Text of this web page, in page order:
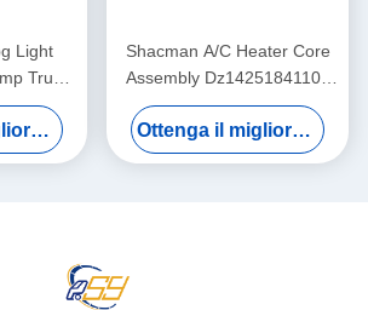
Light
Truck
Ottenga il migliore prezzo
Shacman A/C Heater Core
Assembly Dz14251841102
For Dump Truck
Ottenga il migliore prezzo